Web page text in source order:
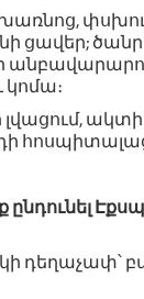
ցավեր; ծանր
լվացում,
ընդունել
դեղաչափ՝